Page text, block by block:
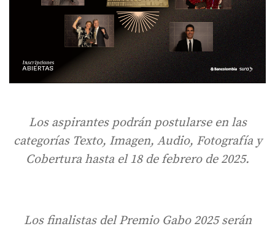
Los aspirantes podrán postularse en las
categorías Texto, Imagen, Audio, Fotografía y
Cobertura hasta el 18 de febrero de 2025.
Los finalistas del Premio Gabo 2025 serán